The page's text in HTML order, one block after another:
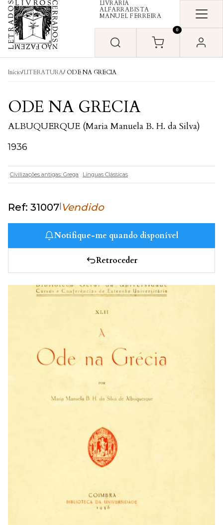
Skip to content
LIVRARIA
ALFARRABISTA
MANUEL FERREIRA
0
Início/LITERATURA/ ODE NA GRECIA
ODE NA GRECIA
ALBUQUERQUE (Maria Manuela B. H. da Silva)
1936
Civilizações antigas: Grega Línguas Clássicas
Ref: 31007|Vendido
Notifique-me quando disponível
Retroceder